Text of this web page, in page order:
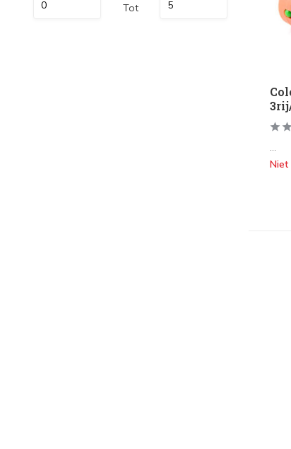
Tot
Niet